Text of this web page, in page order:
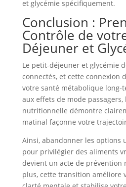
et glycémie spécifiquement.
Conclusion :
Contrôle de
Déjeuner et
Le petit-déjeuner et glycémie
connectés, et cette connexion
votre santé métabolique long-
aux effets de mode passagers,
nutritionnelle démontre
matinal façonne votre
Ainsi, abandonner les options
pour privilégier des aliments
devient un acte de prévention
plus, cette transition améliore